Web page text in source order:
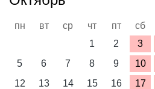
пн вт ср чт пт сб
1
2 3
5
6 7 8 9 10
12
13 14 15 16 17